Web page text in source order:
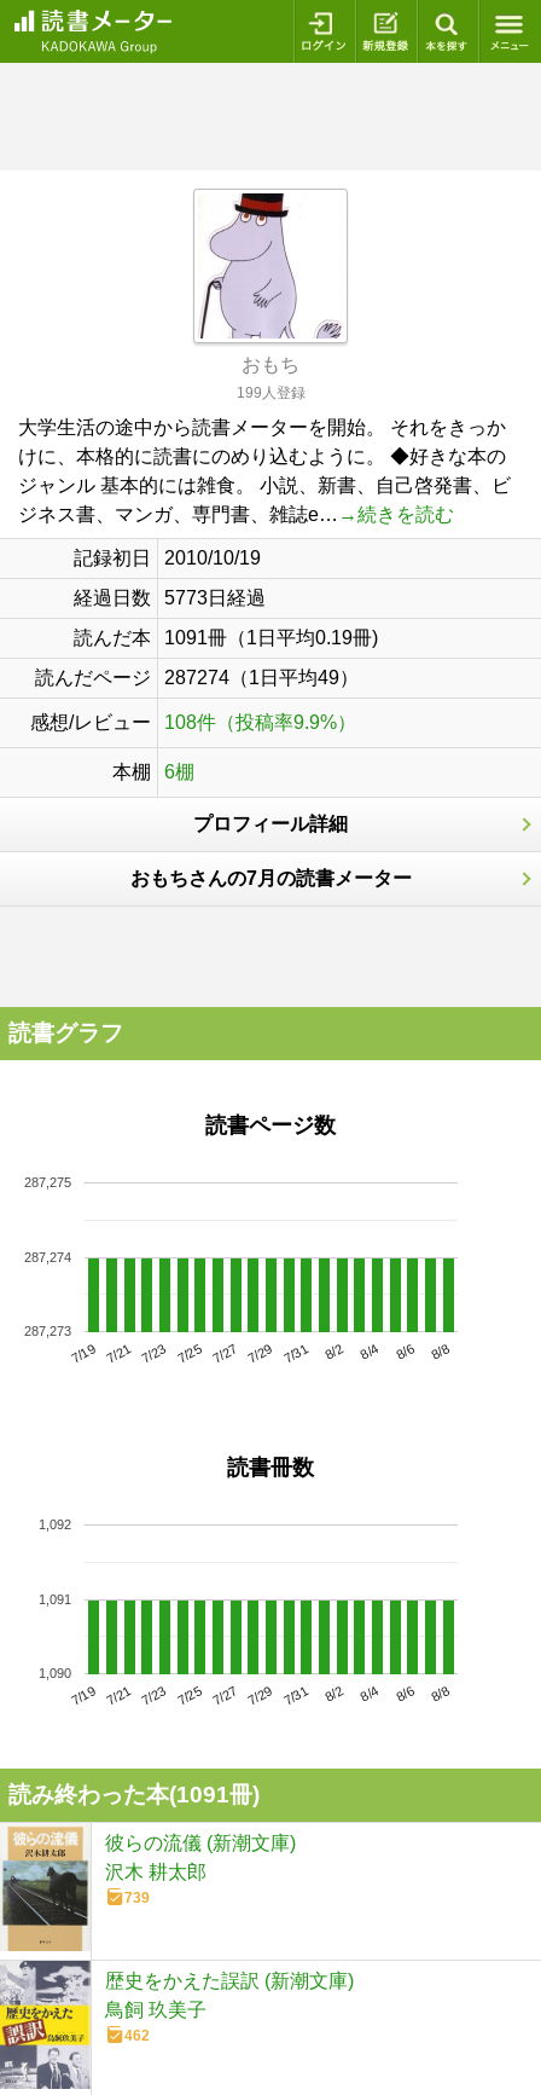
ログイン 新規登録
おもち
199人登録
大学生活の途中から読書メーターを開始。 それをきっか
けに、本格的に読書にのめり込むように。 ◆好きな本の
ジャンル 基本的には雑食。 小説、新書、自己啓発書、ビ
ジネス書、マンガ、専門書、雑誌e… →続きを読む
記録初日
2010/10/19
経過日数
5773日経過
読んだ本
1091冊（1日平均0.19冊)
読んだページ
287274（1日平均49）
感想/レビュー 108件（投稿率9.9%）
本棚 6棚
プロフィール詳細
おもちさんの7月の読書メーター
読書グラフ
読書ページ数
7/19 7/21 7/23 7/25 7/27 7/29 7/31 8/2 8/4 8/6 8/8
287,273
287,274
287,275
読書冊数
7/19 7/21 7/23 7/25 7/27 7/29 7/31 8/2 8/4 8/6 8/8
1,090
1,091
1,092
読み終わった本(1091冊)
彼らの流儀 (新潮文庫)
沢木 耕太郎
739
歴史をかえた誤訳 (新潮文庫)
鳥飼 玖美子
462